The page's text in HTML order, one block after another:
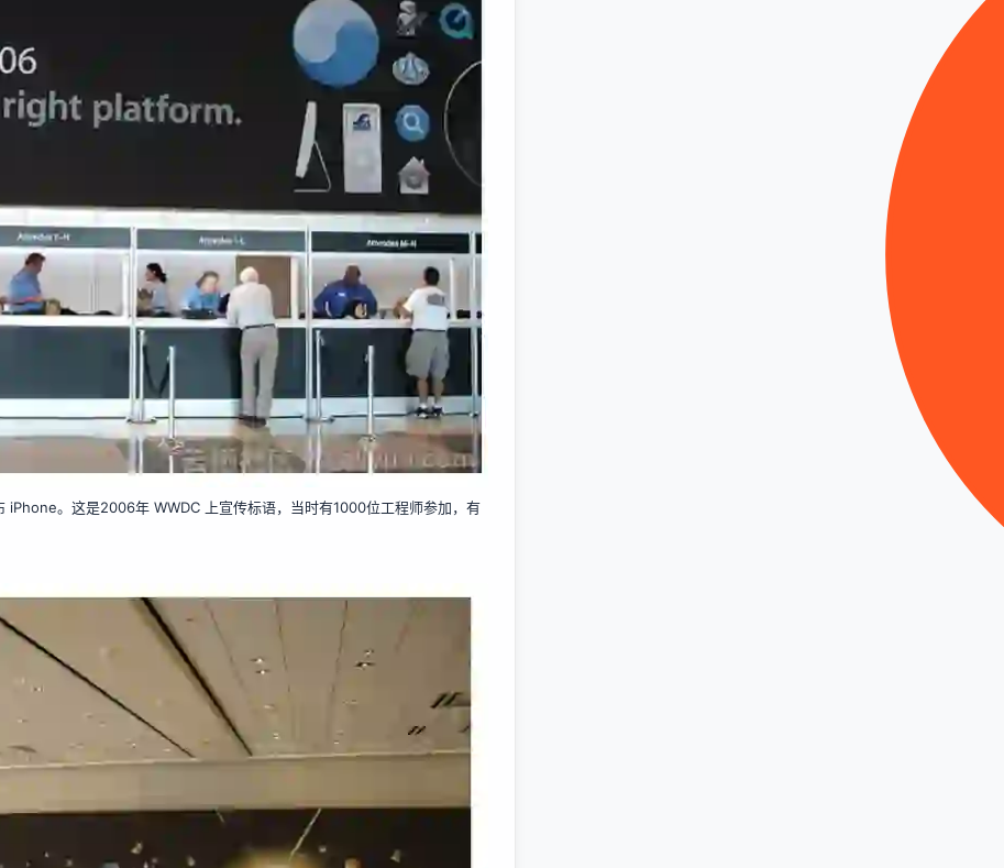
。这是2006年 WWDC 上宣传标语，当时有1000位工程师参加，有